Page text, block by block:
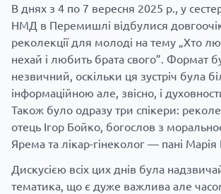
В днях з 4 по 7 вересня 2025 р., у
НМД в Перемишлі відбулися
реколекції для молоді на тему „Хто
нехай і любить брата свого”. Формат
незвичний, оскільки ця зустріч була
інформаційною але, звісно, і
Також було одразу три спікери:
отець Ігор Бойко, богослов з
Ярема та лікар-гінеколог — пані
Дискусією всіх цих днів була
тематика, що є дуже важлива але